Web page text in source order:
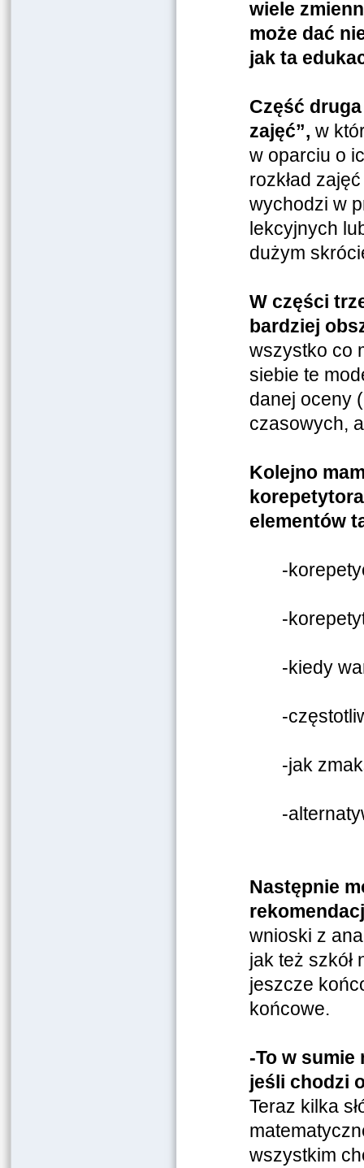
wiele
może dać
jak ta
Część
zajęć”, w
w oparciu o
rozkład
wychodzi w
lekcyjnych
dużym
W części
bardziej
wszystko co
siebie te
danej oceny
czasowych,
Kolejno
elementów
-
-
-kiedy
-
-jak
-
Następnie
wnioski z
jak też szkół
jeszcze
końcowe.
-To w sumie
jeśli chodzi
Teraz kilka
wszystkim